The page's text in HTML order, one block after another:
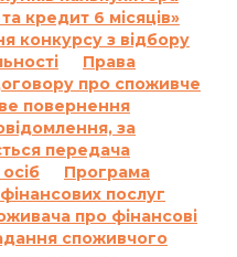
застосовуються чи
зобов’язання за
кредит:
за прострочення
умов
кредиту по
до 26 днів»:
надання кредиту:
виконання
кредит 6 місяців»
конкурсу з відбору
Права
про споживче
повернення
за
передача
Програма
послуг
про фінансові
споживчого